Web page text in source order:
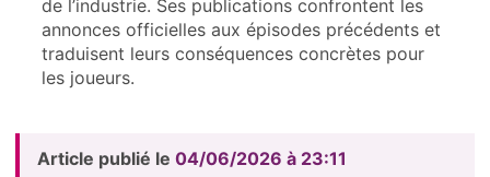
de l’industrie. Ses publications confrontent les
annonces officielles aux épisodes précédents et
traduisent leurs conséquences concrètes pour
les joueurs.
Article publié le 04/06/2026 à 23:11